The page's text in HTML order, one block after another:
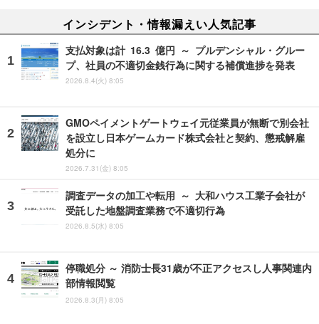
インシデント・情報漏えい人気記事
支払対象は計 16.3 億円 ～ プルデンシャル・グルー
プ、社員の不適切金銭行為に関する補償進捗を発表
2026.8.4(火) 8:05
GMOペイメントゲートウェイ元従業員が無断で別会社
を設立し日本ゲームカード株式会社と契約、懲戒解雇
処分に
2026.7.31(金) 8:05
調査データの加工や転用 ～ 大和ハウス工業子会社が
受託した地盤調査業務で不適切行為
2026.8.5(水) 8:05
停職処分 ～ 消防士長31歳が不正アクセスし人事関連内
部情報閲覧
2026.8.3(月) 8:05